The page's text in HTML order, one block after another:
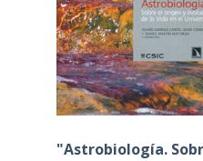
"Astrobiología.